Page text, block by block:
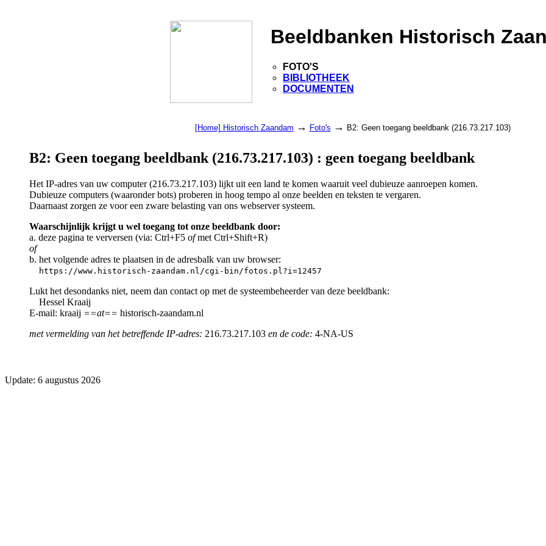
Beeldbanken Historisch
FOTO'S
BIBLIOTHEEK
DOCUMENTEN
[Home] Historisch Zaandam → Foto's → B2: Geen toegang beeldbank (216.73.217.103)
B2: Geen toegang beeldbank (216.73.217.103) : geen toegang beeldbank
Het IP-adres van uw computer (216.73.217.103) lijkt uit een land te komen waaruit veel dubieuze aanroepen komen.
Dubieuze computers (waaronder bots) proberen in hoog tempo al onze beelden en teksten te vergaren.
Daarnaast zorgen ze voor een zware belasting van ons webserver systeem.
Waarschijnlijk krijgt u wel toegang tot onze beeldbank door:
a. deze pagina te verversen (via: Ctrl+F5 ofmet Ctrl+Shift+R)
of
b. het volgende adres te plaatsen in de adresbalk van uw browser:
https://www.historisch-zaandam.nl/cgi-bin/fotos.pl?i=12457
Lukt het desondanks niet, neem dan contact op met de systeembeheerder van deze beeldbank:
Hessel Kraaij
E-mail: kraaij ==at== historisch-zaandam.nl
met vermelding van het betreffende IP-adres: 216.73.217.103 en de code: 4-NA-US
Update: 6 augustus 2026